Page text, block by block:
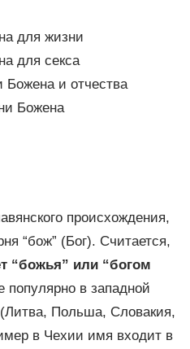
для жизни
для секса
и отчества
Божена
происхождения,
“бож” (Бог). Считается,
“божья” или “богом
в западной
(Литва, Польша, Словакия,
в Чехии имя входит в